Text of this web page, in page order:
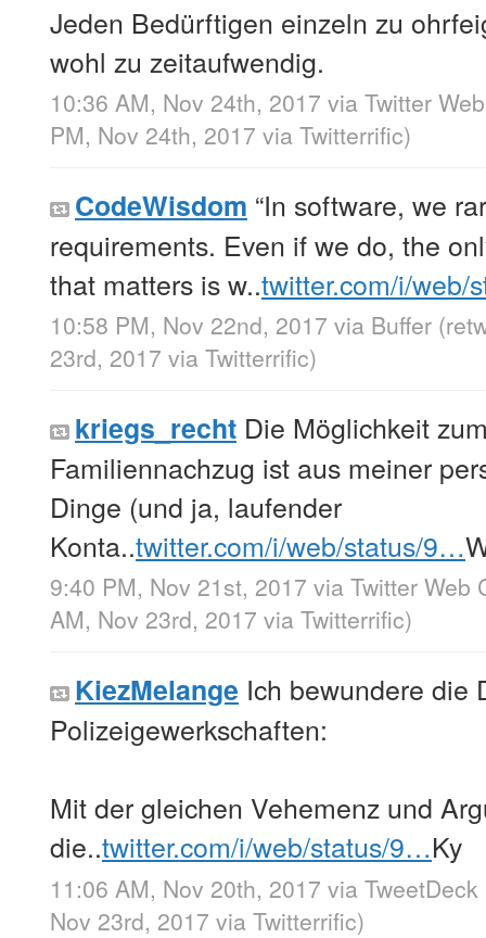
Jeden Bedürftigen einzeln zu
wohl zu zeitaufwendig.
10:36 AM, Nov 24th, 2017 via Twitter
PM, Nov 24th, 2017 via Twitterrific)
CodeWisdom “In software, we
requirements. Even if we do, the
that matters is w..twitter.com/i/
10:58 PM, Nov 22nd, 2017 via Buffer
23rd, 2017 via Twitterrific)
kriegs_recht Die Möglichkeit
Familiennachzug ist aus meiner
Dinge (und ja, laufender
Konta..twitter.com/i/web/status/9…
9:40 PM, Nov 21st, 2017 via Twitter Web
AM, Nov 23rd, 2017 via Twitterrific)
KiezMelange Ich bewundere die
Polizeigewerkschaften:
Mit der gleichen Vehemenz und
die..twitter.com/i/web/status/9…Ky
11:06 AM, Nov 20th, 2017 via TweetDeck
Nov 23rd, 2017 via Twitterrific)